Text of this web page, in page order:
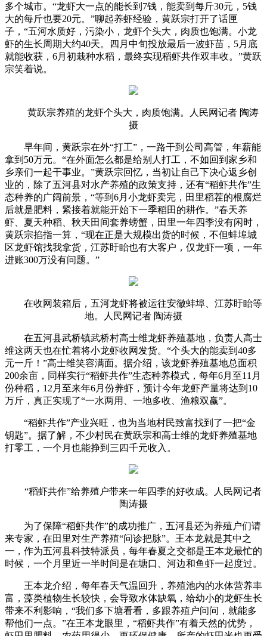
多个城市。“龙虾大一点的能长到7钱，能卖到每斤30元，5钱
大的每斤也要20元。”聊起养虾经验，黄跃宗打开了话匣
子，“五河水质好，污染小，龙虾个头大，肉质也饱满。小龙
虾的生长周期大约40天。四月中旬投放最后一波虾苗，5月底
就能收获，6月初栽种水稻，最终实现稻虾共作双丰收。”黄跃
宗笑着说。
黄跃宗养殖的龙虾个头大，肉质饱满。人民网记者 陶涛
摄
早年间，黄跃宗在外“打工”，一路干到公司高管，年薪能
拿到50万元。“在外面怎么都是给别人打工，不如回到家乡和
乡亲们一起干事业。”黄跃宗回忆，当初让自己下决心返乡创
业的，除了五河县对水产养殖的政策支持，还有“稻虾共作”生
态种养的广阔前景，“等到6月小龙虾卖完，田里稻茬的根腐烂
后就是肥料，紧接着就能开始下一季稻田的耕作。”春天养
虾、夏天种稻、秋天田间套养螃蟹，田里一年四季没有闲时，
黄跃宗掐指一算，“现在正是大规模出货的时候，不但蚌埠城
区龙虾馆找我拿货，江苏盱眙也有大客户，仅龙虾一项，一年
进账300万没有问题。”
在收网装箱后，五河龙虾将被运往安徽蚌埠、江苏盱眙等
地。人民网记者 陶涛摄
在五河县武桥镇武桥村高士维龙虾养殖基地，负责人高士
维这两天也在忙着将小龙虾收网发货。“个头大的能卖到40多
元一斤！”高士维笑容满面。据介绍，该龙虾养殖基地总面积
200余亩，同样实行“稻虾共作”生态种养模式，每年6月至11月
份种稻，12月至来年6月份养虾，预计今年龙虾产量将达到10
万斤，真正实现了“一水两用、一地多收、渔粮双赢”。
“稻虾共作”产业兴旺，也为当地村民致富找到了一把“金
钥匙”。据了解，不少村民在黄跃宗和高士维的龙虾养殖基地
打零工，一个月也能挣到三四千元收入。
“稻虾共作”给养殖户带来一年四季的好收成。人民网记者
陶涛摄
为了保障“稻虾共作”的成功推广，五河县还为养殖户们请
来专家，在田里对生产养殖“问诊把脉”。王本龙就是其中之
一，作为五河县科技特派员，每年春夏之交都是王本龙最忙的
时候，一个月里近一半时间是在塘口、河边和鱼虾一起度过。
王本龙介绍，每年春天气温回升，养殖池内的水体营养丰
富，藻类植物生长较快，会导致水体缺氧，给幼小的龙虾生长
带来不利影响，“我们多下塘看看，多跟养殖户问问，就能多
帮他们一点。”在王本龙眼里，“稻虾共作”有着天然的优势，